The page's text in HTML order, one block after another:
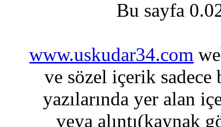
Bu sayfa
www.uskudar34.com
ve sözel içerik sadece
yazılarında yer alan
veya alıntı(kaynak